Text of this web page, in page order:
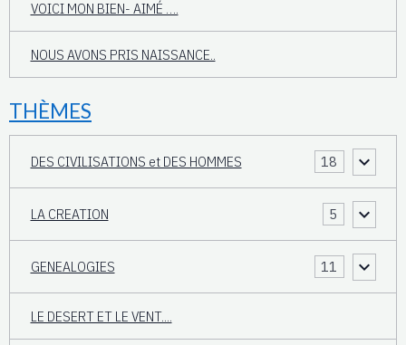
VOICI MON BIEN- AIMÉ ….
NOUS AVONS PRIS NAISSANCE..
THÈMES
DES CIVILISATIONS et DES HOMMES 18
LA CREATION 5
GENEALOGIES 11
LE DESERT ET LE VENT....